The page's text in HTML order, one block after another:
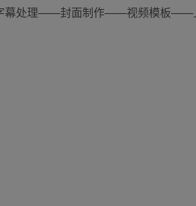
处理——封面制作——视频模板——